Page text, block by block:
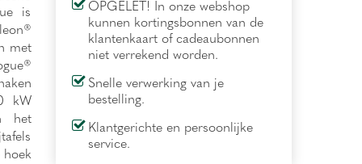
OPGELET! In onze webshop
kunnen kortingsbonnen van de
klantenkaart of cadeaubonnen
niet verrekend worden.
Snelle verwerking van je
bestelling.
Klantgerichte en persoonlijke
service.
is
met
kW
het